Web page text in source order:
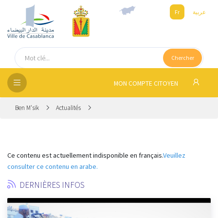
MÉDIA
Fr عربية
Chercher
MON COMPTE CITOYEN
Ben M'sik Actualités
Ce contenu est actuellement indisponible en français.Veuillez
consulter ce contenu en arabe.
DERNIÈRES INFOS